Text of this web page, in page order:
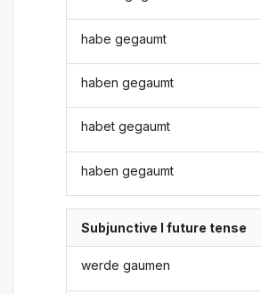
habe gegaumt
haben gegaumt
habet gegaumt
haben gegaumt
Subjunctive I future tense
werde gaumen